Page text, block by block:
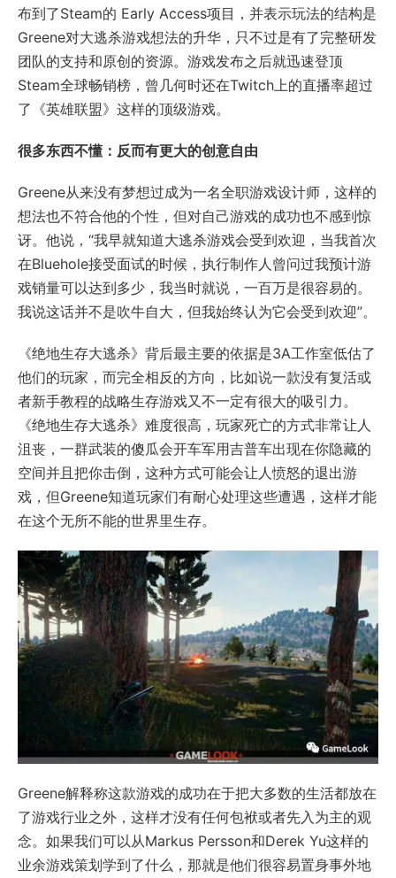
布到了Steam的 Early Access项目，并表示玩法的结构是
Greene对大逃杀游戏想法的升华，只不过是有了完整研发
团队的支持和原创的资源。游戏发布之后就迅速登顶
Steam全球畅销榜，曾几何时还在Twitch上的直播率超过
了《英雄联盟》这样的顶级游戏。
很多东西不懂：反而有更大的创意自由
Greene从来没有梦想过成为一名全职游戏设计师，这样的
想法也不符合他的个性，但对自己游戏的成功也不感到惊
讶。他说，“我早就知道大逃杀游戏会受到欢迎，当我首次
在Bluehole接受面试的时候，执行制作人曾问过我预计游
戏销量可以达到多少，我当时就说，一百万是很容易的。
我说这话并不是吹牛自大，但我始终认为它会受到欢迎”。
《绝地生存大逃杀》背后最主要的依据是3A工作室低估了
他们的玩家，而完全相反的方向，比如说一款没有复活或
者新手教程的战略生存游戏又不一定有很大的吸引力。
《绝地生存大逃杀》难度很高，玩家死亡的方式非常让人
沮丧，一群武装的傻瓜会开车军用吉普车出现在你隐藏的
空间并且把你击倒，这种方式可能会让人愤怒的退出游
戏，但Greene知道玩家们有耐心处理这些遭遇，这样才能
在这个无所不能的世界里生存。
Greene解释称这款游戏的成功在于把大多数的生活都放在
了游戏行业之外，这样才没有任何包袱或者先入为主的观
念。如果我们可以从Markus Persson和Derek Yu这样的
业余游戏策划学到了什么，那就是他们很容易置身事外地